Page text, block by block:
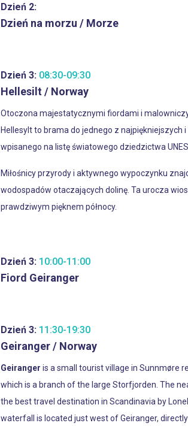
Dzień 2:
Dzień na morzu / Morze
Dzień 3: 08:30-09:30
Hellesilt / Norway
Otoczona majestatycznymi fiordami i
Hellesylt to brama do jednego z
wpisanego na listę światowego dziedzictwa
Miłośnicy przyrody i aktywnego wypoczynku
wodospadów otaczających dolinę. Ta urocza
prawdziwym pięknem północy.
Dzień 3: 10:00-11:00
Fiord Geiranger
Dzień 3: 11:30-19:30
Geiranger / Norway
Geiranger is a small tourist village in Sunnmøre
which is a branch of the large Storfjorden. The
the best travel destination in Scandinavia by
waterfall is located just west of Geiranger,